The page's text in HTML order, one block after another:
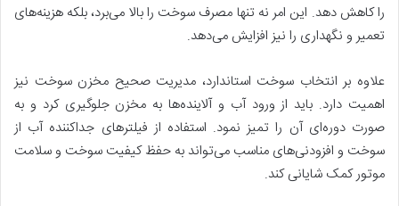
را کاهش دهد. این امر نه تنها مصرف سوخت را بالا می‌برد، بلکه هزینه‌های
تعمیر و نگهداری را نیز افزایش می‌دهد.
علاوه بر انتخاب سوخت استاندارد، مدیریت صحیح مخزن سوخت نیز
اهمیت دارد. باید از ورود آب و آلاینده‌ها به مخزن جلوگیری کرد و به
صورت دوره‌ای آن را تمیز نمود. استفاده از فیلترهای جداکننده آب از
سوخت و افزودنی‌های مناسب می‌تواند به حفظ کیفیت سوخت و سلامت
موتور کمک شایانی کند.